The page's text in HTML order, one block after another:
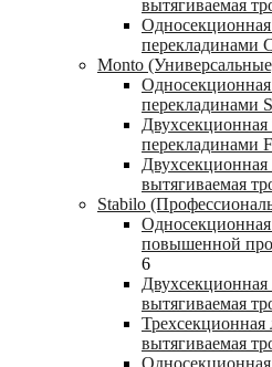
вытягиваемая
Односекционная
перекладинами
Monto
Односекционная
перекладинами
Двухсекционная
перекладинами
вытягиваемая
Stabilo
Односекционная
повышенной
6
вытягиваемая
Трехсекционная
вытягиваемая
Односекционная